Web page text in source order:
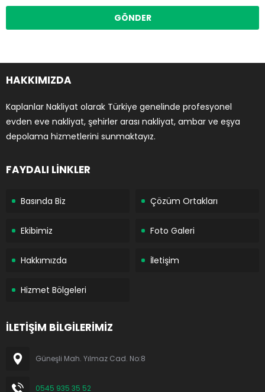
HAKKIMIZDA
Kaplanlar Nakliyat olarak Türkiye genelinde profesyonel
evden eve nakliyat, şehirler arası nakliyat, ambar ve eşya
depolama hizmetlerini sunmaktayız.
FAYDALI LİNKLER
Basında Biz Çözüm Ortakları
Ekibimiz Foto Galeri
Hakkımızda İletişim
Hizmet Bölgeleri
İLETİŞİM BİLGİLERİMİZ
Güneşli Mah. Yılmaz Cad. No:8
0545 935 35 52